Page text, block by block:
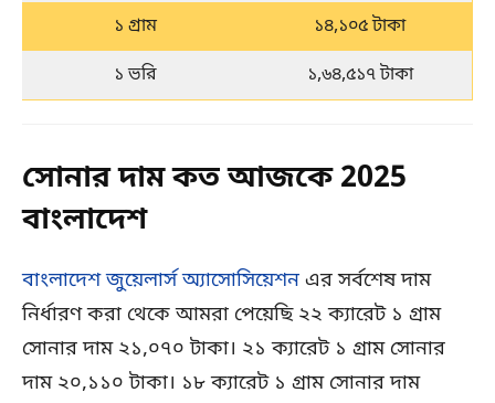
১ গ্রাম
১৪,১০৫ টাকা
১ ভরি
১,৬৪,৫১৭ টাকা
সোনার দাম কত আজকে 2025
বাংলাদেশ
বাংলাদেশ জুয়েলার্স অ্যাসোসিয়েশন এর সর্বশেষ দাম
নির্ধারণ করা থেকে আমরা পেয়েছি ২২ ক্যারেট ১ গ্রাম
সোনার দাম ২১,০৭০ টাকা। ২১ ক্যারেট ১ গ্রাম সোনার
দাম ২০,১১০ টাকা। ১৮ ক্যারেট ১ গ্রাম সোনার দাম